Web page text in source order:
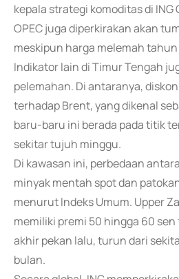
kepala strategi komoditas di ING
OPEC juga diperkirakan akan
meskipun harga melemah
Indikator lain di Timur Tengah
pelemahan. Di antaranya,
terhadap Brent, yang dikenal
baru-baru ini berada pada titik
sekitar tujuh minggu.
Di kawasan ini, perbedaan
minyak mentah spot dan
menurut Indeks Umum. Upper
memiliki premi 50 hingga 60
akhir pekan lalu, turun dari
bulan.